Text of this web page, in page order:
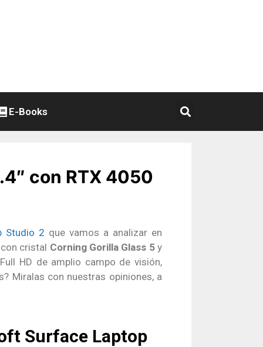
E-Books
con RTX 4050
Studio 2 que vamos a analizar en
cristal Corning Gorilla Glass 5y
HD de amplio campo de visión,
Miralas con nuestras opiniones, a
Surface Laptop